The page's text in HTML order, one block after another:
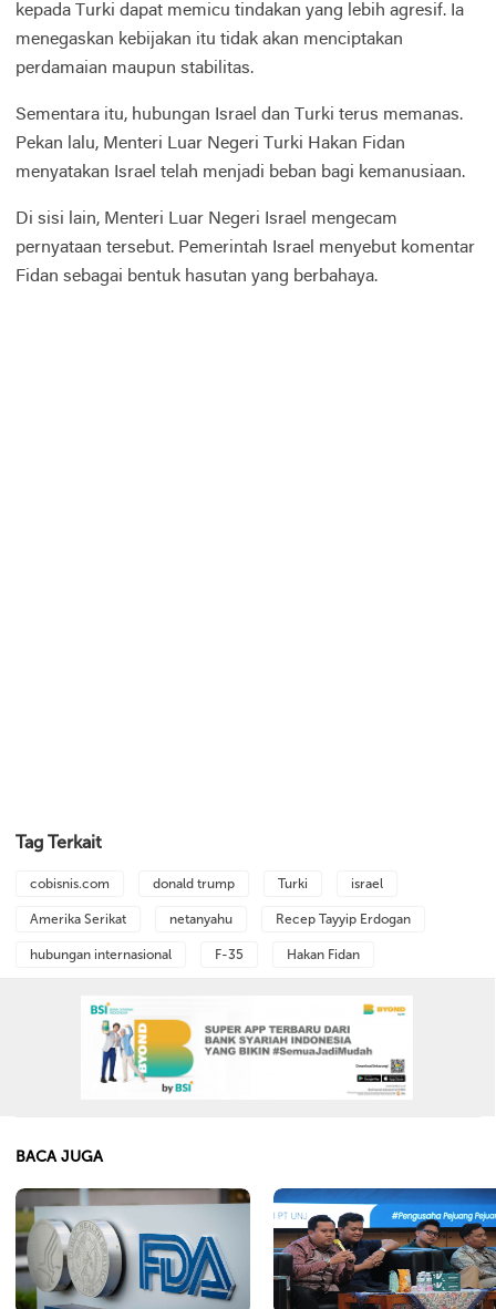
kepada Turki dapat memicu tindakan yang lebih agresif. Ia
menegaskan kebijakan itu tidak akan menciptakan
perdamaian maupun stabilitas.
Sementara itu, hubungan Israel dan Turki terus memanas.
Pekan lalu, Menteri Luar Negeri Turki Hakan Fidan
menyatakan Israel telah menjadi beban bagi kemanusiaan.
Di sisi lain, Menteri Luar Negeri Israel mengecam
pernyataan tersebut. Pemerintah Israel menyebut komentar
Fidan sebagai bentuk hasutan yang berbahaya.
Tag Terkait
cobisnis.com donald trump Turki israel
Amerika Serikat netanyahu Recep Tayyip Erdogan
hubungan internasional F-35 Hakan Fidan
BACA JUGA